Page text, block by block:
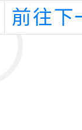
前往下